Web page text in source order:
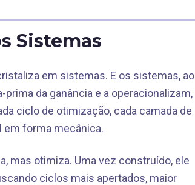
Sistemas
em sistemas. E os sistemas, ao
da ganância e a operacionalizam,
ciclo de otimização, cada camada de
em forma mecânica.
mas otimiza. Uma vez construído, ele
ciclos mais apertados, maior